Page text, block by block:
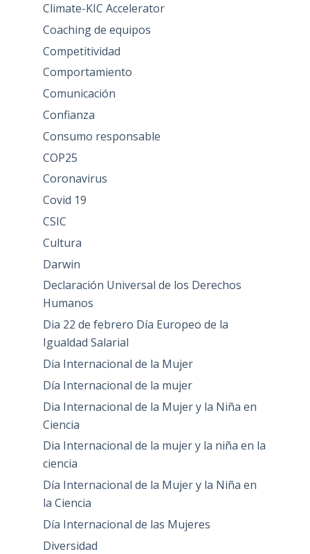
Climate-KIC Accelerator
Coaching de equipos
Competitividad
Comportamiento
Comunicación
Confianza
Consumo responsable
COP25
Coronavirus
Covid 19
CSIC
Cultura
Darwin
Declaración Universal de los Derechos
Humanos
Dia 22 de febrero Día Europeo de la
Igualdad Salarial
Dia Internacional de la Mujer
Día Internacional de la mujer
Dia Internacional de la Mujer y la Niña en
Ciencia
Dia Internacional de la mujer y la niña en la
ciencia
Día Internacional de la Mujer y la Niña en
la Ciencia
Día Internacional de las Mujeres
Diversidad